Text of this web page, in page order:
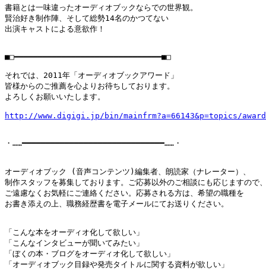
書籍とは一味違ったオーディオブックならでの世界観。
賢治好き制作陣、そして総勢14名のかつてない
出演キャストによる意欲作！
■□━━━━━━━━━━━━━━━━━━━━━━━━━━━━━━━■□
それでは、2011年「オーディオブックアワード」
皆様からのご推薦を心よりお待ちしております。
よろしくお願いいたします。
http://www.digigi.jp/bin/mainfrm?a=66143&p=topics/
・……━━━━━━━━━━━━━━━━━━━━━━━━━━━━━━……・
オーディオブック (音声コンテンツ)編集者、朗読家（ナレーター）、
制作スタッフを募集しております。ご応募以外のご相談にも応じますので
ご遠慮なくお気軽にご連絡ください。応募される方は、希望の職種を
お書き添えの上、職務経歴書を電子メールにてお送りください。
「こんな本をオーディオ化して欲しい」
「こんなインタビューが聞いてみたい」
「ぼくの本・ブログをオーディオ化して欲しい」
「オーディオブック目録や発売タイトルに関する資料が欲しい」